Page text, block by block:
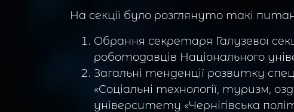
На секції було розглянуто такі
Обрання секретаря Галузевої
роботодавців Національного
Загальні тенденції розвитку
«Соціальні технології, туризм,
університету «Чернігівська